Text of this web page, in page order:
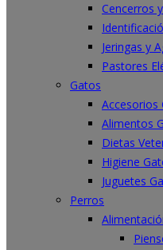
Cencerros
Jeringas y
Pastores
Gatos
Accesorios
Alimentos
Dietas
Higiene
Juguetes
Perros